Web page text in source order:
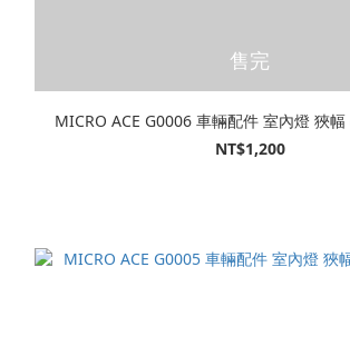
售完
MICRO ACE G0006 車輛配件 室內燈 狹幅
NT$1,200